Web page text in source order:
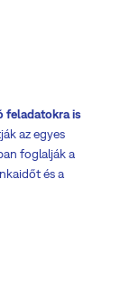
feladatokra is
az egyes
foglalják a
és a